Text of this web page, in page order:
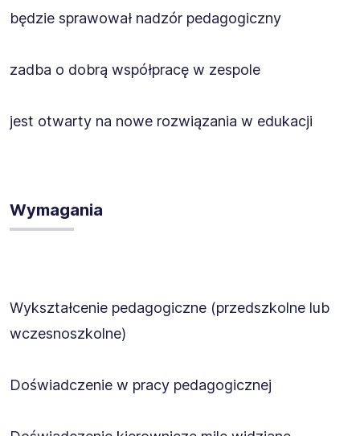
będzie sprawował nadzór pedagogiczny
zadba o dobrą współpracę w zespole
jest otwarty na nowe rozwiązania w edukacji
Wymagania
Wykształcenie pedagogiczne (przedszkolne lub
wczesnoszkolne)
Doświadczenie w pracy pedagogicznej